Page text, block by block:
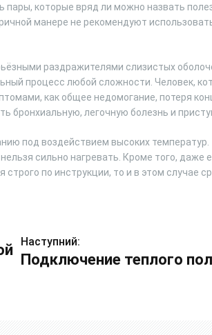
которые вряд ли можно назвать
манере не рекомендуют
раздражителями слизистых
процесс любой сложности. Человек,
как общее недомогание, потеря
бронхиальную, легочную болезнь и
под воздействием высоких
сильно нагревать. Кроме того,
по инструкции, то и в этом случае
Наступний:
Подключение теплого